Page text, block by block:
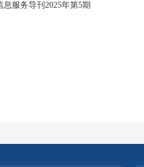
息服务导刊2025年第5期